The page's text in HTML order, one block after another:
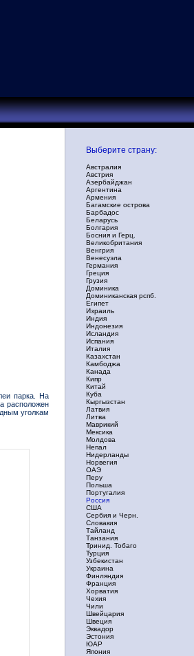
парка. На
расположен
уголкам
Выберите страну:
Австралия
Австрия
Азербайджан
Аргентина
Армения
Багамские острова
Барбадос
Беларусь
Болгария
Босния и Герц.
Великобритания
Венгрия
Венесуэла
Германия
Греция
Грузия
Доминика
Доминиканская рспб.
Египет
Израиль
Индия
Индонезия
Исландия
Испания
Италия
Казахстан
Камбоджа
Канада
Кипр
Китай
Куба
Кыргызстан
Латвия
Литва
Маврикий
Мексика
Молдова
Непал
Нидерланды
Норвегия
ОАЭ
Перу
Польша
Португалия
Россия
США
Сербия и Черн.
Словакия
Тайланд
Танзания
Тринид. Тобаго
Турция
Узбекистан
Украина
Финляндия
Франция
Хорватия
Чехия
Чили
Швейцария
Швеция
Эквадор
Эстония
ЮАР
Япония